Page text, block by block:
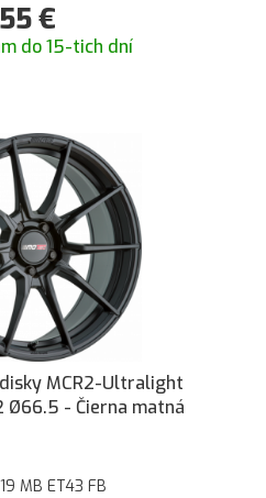
€
do 15-tich dní
MCR2-Ultralight
Ø66.5 - Čierna matná
MB ET43 FB